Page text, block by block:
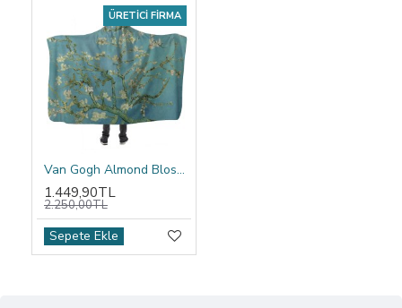
ÜRETICI FIRMA
Van Gogh Almond Blossom Kapşonlu Battaniye
1.449,90TL
2.250,00TL
Sepete Ekle